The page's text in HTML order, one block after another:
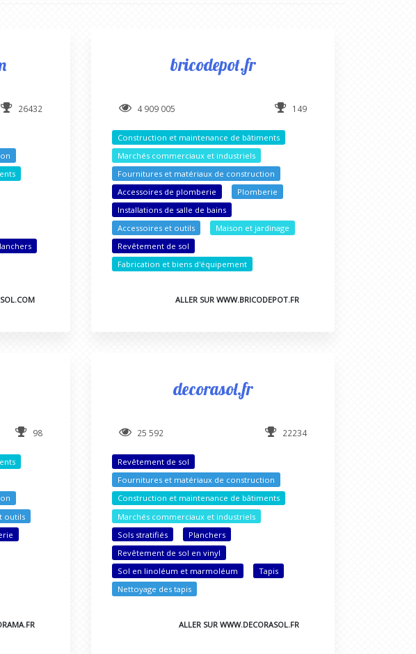
26432
bricodepot.fr
4 909 005 149
Construction et maintenance de bâtiments
Marchés commerciaux et industriels
Fournitures et matériaux de construction
Accessoires de plomberie
Plomberie
Installations de salle de bains
Accessoires et outils
Maison et jardinage
Revêtement de sol
Fabrication et biens d'équipement
ALLER SUR WWW.BRICODEPOT.FR
98
outils
decorasol.fr
25 592 22234
Revêtement de sol
Fournitures et matériaux de construction
Construction et maintenance de bâtiments
Marchés commerciaux et industriels
Sols stratifiés
Planchers
Revêtement de sol en vinyl
Sol en linoléum et marmoléum
Tapis
Nettoyage des tapis
ALLER SUR WWW.DECORASOL.FR